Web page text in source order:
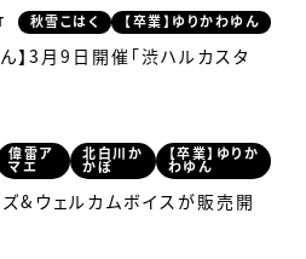
秋雪こはく 【卒業】ゆりかわゆん
】3月9日開催「渋ハルカスタ
偉雷ア
マエ
北白川か
かぽ
【卒業】ゆりか
わゆん
ズ&ウェルカムボイスが販売開